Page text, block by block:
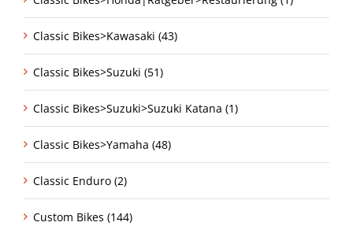
Classic Bikes>Kawasaki (43)
Classic Bikes>Suzuki (51)
Classic Bikes>Suzuki>Suzuki Katana (1)
Classic Bikes>Yamaha (48)
Classic Enduro (2)
Custom Bikes (144)